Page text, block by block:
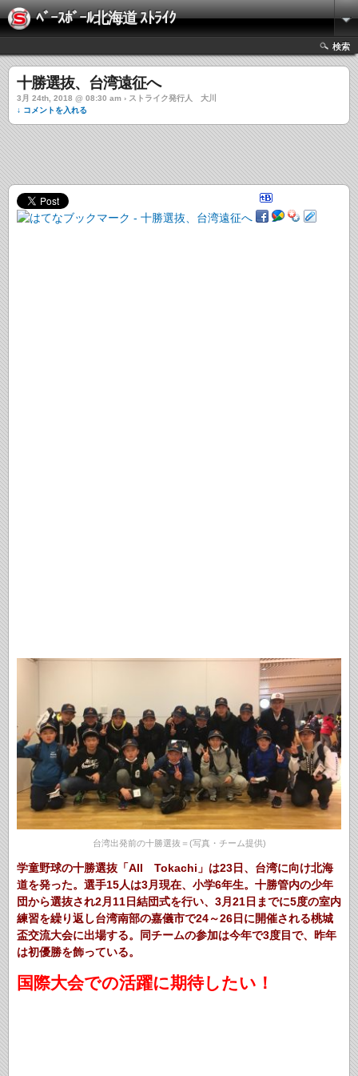
ﾍﾞｰｽﾎﾞｰﾙ北海道 ｽﾄﾗｲｸ
検索
十勝選抜、台湾遠征へ
3月 24th, 2018 @ 08:30 am › ストライク発行人 大川
↓ コメントを入れる
台湾出発前の十勝選抜＝(写真・チーム提供)
学童野球の十勝選抜「All Tokachi」は23日、台湾に向け北海
道を発った。選手15人は3月現在、小学6年生。十勝管内の少年
団から選抜され2月11日結団式を行い、3月21日までに5度の室内
練習を繰り返し台湾南部の嘉儀市で24～26日に開催される桃城
盃交流大会に出場する。同チームの参加は今年で3度目で、昨年
は初優勝を飾っている。
国際大会での活躍に期待したい！